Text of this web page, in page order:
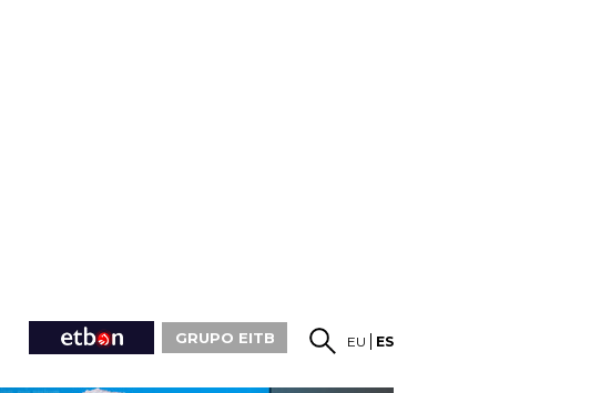
GRUPO EITB EU ES